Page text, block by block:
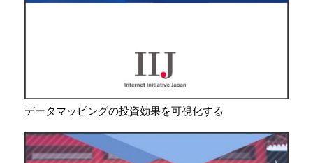
データマッピングの投資効果を可視化する